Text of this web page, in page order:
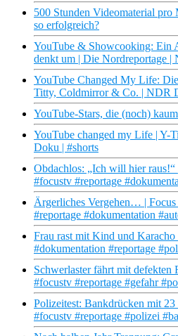
500 Stunden Videomaterial pro
so erfolgreich?
YouTube & Showcooking: Ein
denkt um | Die Nordreportage |
YouTube Changed My Life:
Titty, Coldmirror & Co. | NDR
YouTube-Stars, die (noch)
YouTube changed my Life | Y-
Doku | #shorts
Obdachlos: „Ich will hier
#focustv #reportage
Ärgerliches Vergehen… |
#reportage #dokumentation
Frau rast mit Kind und
#dokumentation #reportage
Schwerlaster fährt mit defekten
#focustv #reportage #gefahr
Polizeitest: Bankdrücken mit
#focustv #reportage #polizei